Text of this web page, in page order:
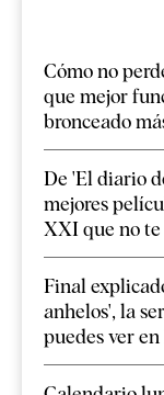
Cómo no
que mejor
bronceado
De 'El diario
mejores
XXI que no
Final
anhelos', la
puedes ver